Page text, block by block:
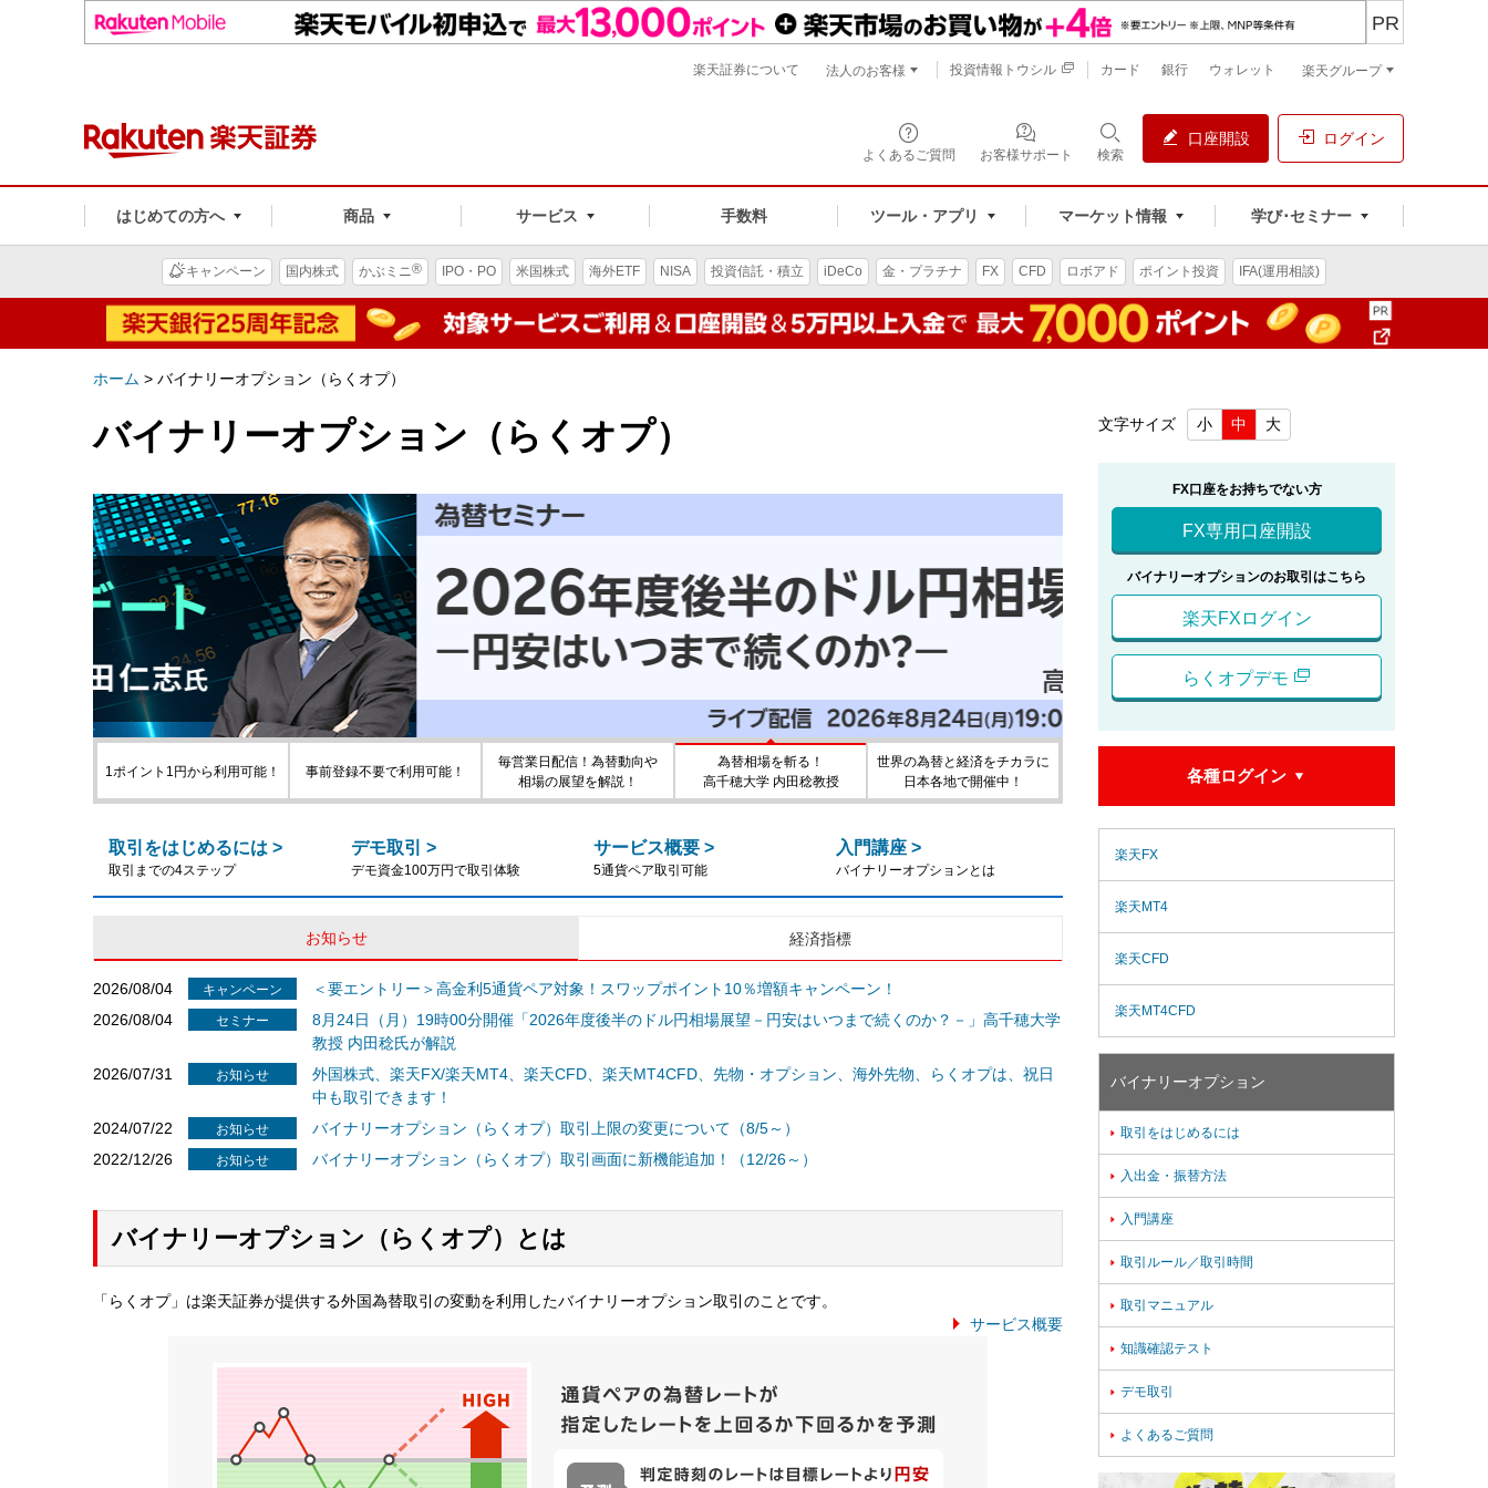
よくあるご質問 お客様サポート 検索
口座開設 ログイン
はじめての方へ 商品 サービス 手数料 ツール・アプリ マーケット情報 学び･セミナー
PR
楽天証券について 法人のお客様 投資情報トウシル カード 銀行 ウォレット 楽天グループ
キャンペーン 国内株式 かぶミニ® IPO・PO 米国株式 海外ETF NISA 投資信託・積立 iDeCo 金・プラチナ FX CFD ロボアド ポイント投資 IFA(運用相談)
ホーム > バイナリーオプション（らくオプ）
バイナリーオプション（らくオプ）
1ポイント1円から利用可能！ 事前登録不要で利用可能！
毎営業日配信！為替動向や
相場の展望を解説！
為替相場を斬る！
高千穂大学 内田稔教授
世界の為替と経済をチカラに
日本各地で開催中！
取引をはじめるには >
取引までの4ステップ
デモ取引 >
デモ資金100万円で取引体験
サービス概要 >
5通貨ペア取引可能
入門講座 >
バイナリーオプションとは
お知らせ 経済指標
2026/08/04 キャンペーン
＜要エントリー＞高金利5通貨ペア対象！スワップポイント10％増額キャンペーン！
2026/08/04
セミナー
8月24日（月）19時00分開催「2026年度後半のドル円相場展望－円安はいつまで続くのか？－」高千穂大学
教授 内田稔氏が解説
2026/07/31
お知らせ
外国株式、楽天FX/楽天MT4、楽天CFD、楽天MT4CFD、先物・オプション、海外先物、らくオプは、祝日
中も取引できます！
2024/07/22
お知らせ
バイナリーオプション（らくオプ）取引上限の変更について（8/5～）
2022/12/26
お知らせ バイナリーオプション（らくオプ）取引画面に新機能追加！（12/26～）
バイナリーオプション（らくオプ）とは
「らくオプ」は楽天証券が提供する外国為替取引の変動を利用したバイナリーオプション取引のことです。
サービス概要
文字サイズ 小 中 大
FX口座をお持ちでない方
FX専用口座開設
バイナリーオプションのお取引はこちら
楽天FXログイン
らくオプデモ
各種ログイン
楽天FX
楽天MT4
楽天CFD
楽天MT4CFD
バイナリーオプション
 取引をはじめるには
 入出金・振替方法
 入門講座
 取引ルール／取引時間
 取引マニュアル
 知識確認テスト
 デモ取引
 よくあるご質問